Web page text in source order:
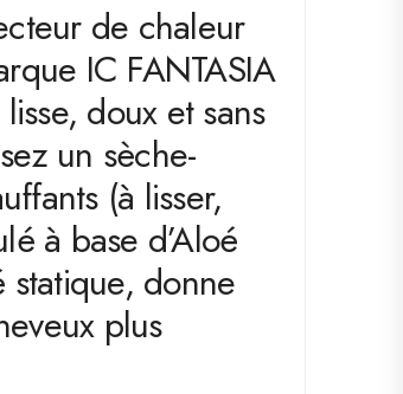
de chaleur
IC FANTASIA
doux et sans
un sèche-
(à lisser,
à base d’Aloé
statique, donne
plus